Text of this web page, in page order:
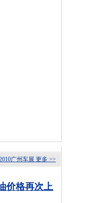
更多 >>
广州车展
价格再次上